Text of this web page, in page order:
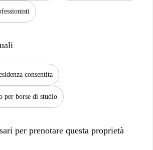
consentita
per borse di studio
per prenotare questa proprietà